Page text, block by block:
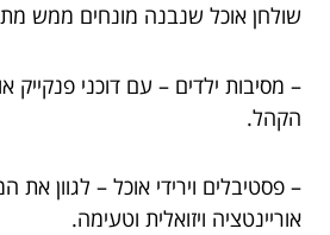
שולחן אוכל שנבנה מונחים ממש
– מסיבות ילדים – עם דוכני פנקייק
הקהל.
– פסטיבלים וירידי אוכל – לגוון את
אוריינטציה ויזואלית וטעימה.